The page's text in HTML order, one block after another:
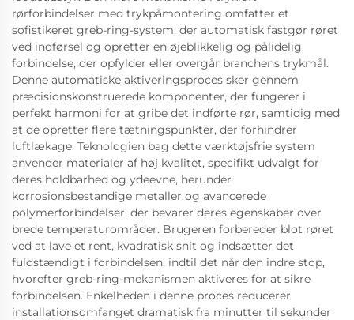
rørforbindelser med trykpåmontering omfatter et
sofistikeret greb-ring-system, der automatisk fastgør røret
ved indførsel og opretter en øjeblikkelig og pålidelig
forbindelse, der opfylder eller overgår branchens trykmål.
Denne automatiske aktiveringsproces sker gennem
præcisionskonstruerede komponenter, der fungerer i
perfekt harmoni for at gribe det indførte rør, samtidig med
at de opretter flere tætningspunkter, der forhindrer
luftlækage. Teknologien bag dette værktøjsfrie system
anvender materialer af høj kvalitet, specifikt udvalgt for
deres holdbarhed og ydeevne, herunder
korrosionsbestandige metaller og avancerede
polymerforbindelser, der bevarer deres egenskaber over
brede temperaturområder. Brugeren forbereder blot røret
ved at lave et rent, kvadratisk snit og indsætter det
fuldstændigt i forbindelsen, indtil det når den indre stop,
hvorefter greb-ring-mekanismen aktiveres for at sikre
forbindelsen. Enkelheden i denne proces reducerer
installationsomfanget dramatisk fra minutter til sekunder